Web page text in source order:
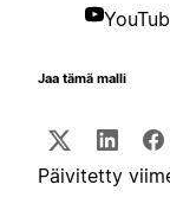
Jaa tämä malli
Päivitetty